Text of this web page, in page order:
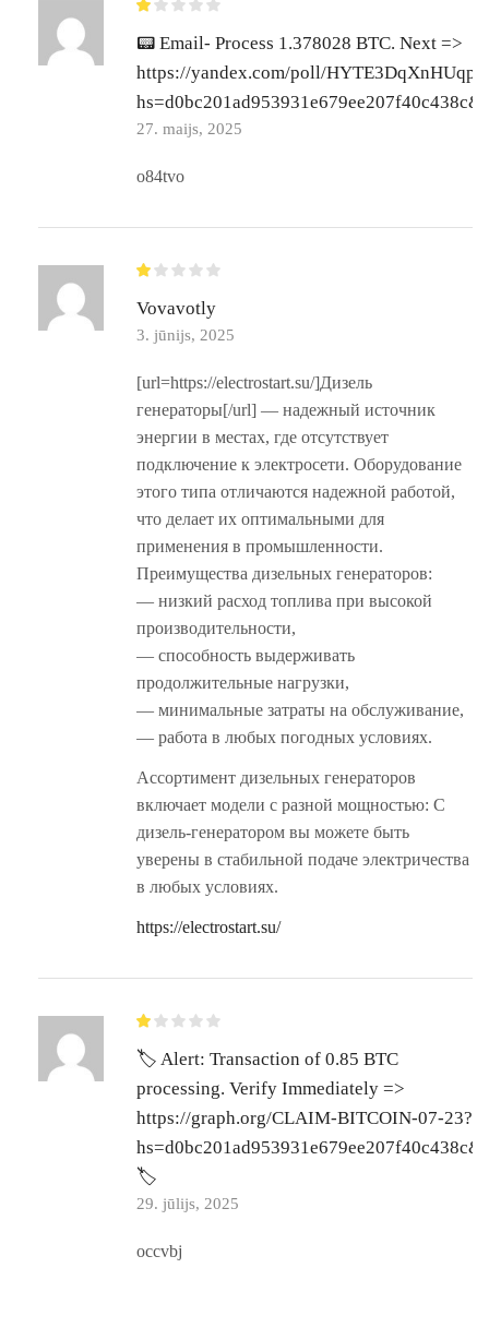
📟 Email- Process 1.378028 BTC. Next =>
https://yandex.com/poll/
hs=d0bc201ad953931e679ee207f40c438c&
27. maijs, 2025
o84tvo
Vovavotly
3. jūnijs, 2025
[url=https://electrostart.su/]Дизель
генераторы[/url] — надежный источник
энергии в местах, где отсутствует
подключение к электросети. Оборудование
этого типа отличаются надежной работой,
что делает их оптимальными для
применения в промышленности.
Преимущества дизельных генераторов:
— низкий расход топлива при высокой
производительности,
— способность выдерживать
продолжительные нагрузки,
— минимальные затраты на обслуживание,
— работа в любых погодных условиях.
Ассортимент дизельных генераторов
включает модели с разной мощностью: С
дизель-генератором вы можете быть
уверены в стабильной подаче электричества
в любых условиях.
https://electrostart.su/
🏷 Alert: Transaction of 0.85 BTC
processing. Verify Immediately =>
https://graph.org/CLAIM-BITCOIN-07-23?
hs=d0bc201ad953931e679ee207f40c438c&
🏷
29. jūlijs, 2025
occvbj